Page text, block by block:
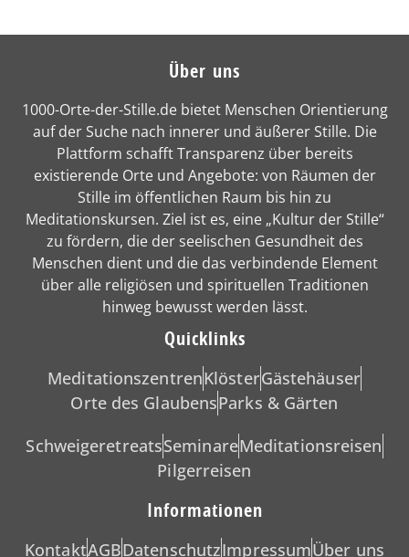
Über uns
1000-Orte-der-Stille.de bietet Menschen Orientierung
auf der Suche nach innerer und äußerer Stille. Die
Plattform schafft Transparenz über bereits
existierende Orte und Angebote: von Räumen der
Stille im öffentlichen Raum bis hin zu
Meditationskursen. Ziel ist es, eine „Kultur der Stille“
zu fördern, die der seelischen Gesundheit des
Menschen dient und die das verbindende Element
über alle religiösen und spirituellen Traditionen
hinweg bewusst werden lässt.
Quicklinks
MeditationszentrenKlösterGästehäuser
Orte des GlaubensParks & Gärten
SchweigeretreatsSeminareMeditationsreisen
Pilgerreisen
Informationen
KontaktAGBDatenschutzImpressumÜber uns